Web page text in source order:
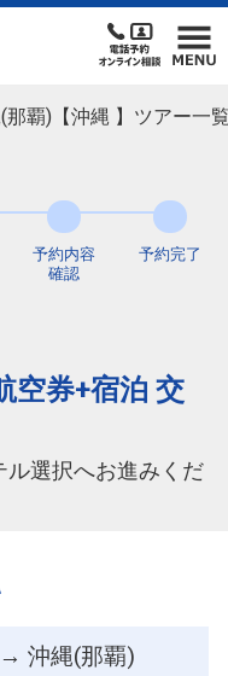
覇)【沖縄 】ツアー一
予約内容
確認
予約完了
空券+宿泊 交
選択へお進みくだ
沖縄(那覇)